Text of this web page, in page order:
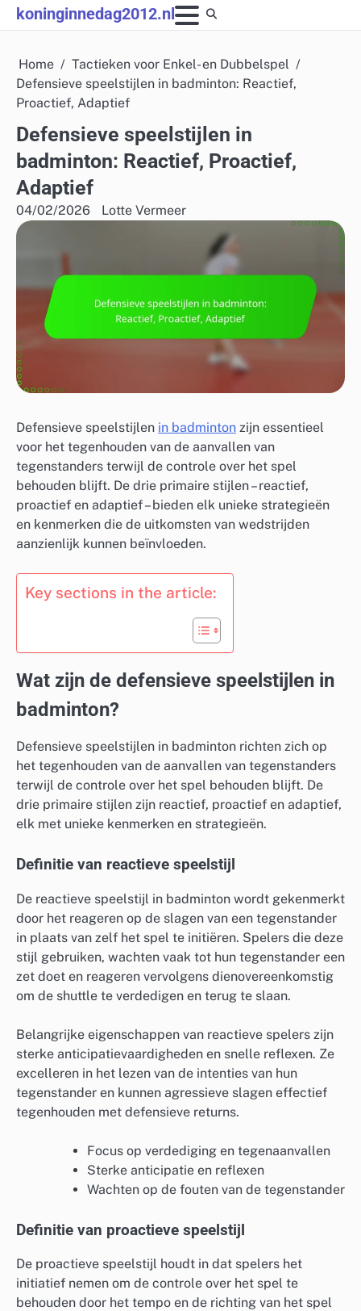
Skip
to
koninginnedag2012.nl
Home
Tactieken voor Enkel- en Dubbelspel
Defensieve speelstijlen in badminton: Reactief,
Proactief, Adaptief
Defensieve speelstijlen in
badminton: Reactief, Proactief,
Adaptief
04/02/2026 Lotte Vermeer
Defensieve speelstijlen in badminton zijn essentieel
voor het tegenhouden van de aanvallen van
tegenstanders terwijl de controle over het spel
behouden blijft. De drie primaire stijlen – reactief,
proactief en adaptief – bieden elk unieke strategieën
en kenmerken die de uitkomsten van wedstrijden
aanzienlijk kunnen beïnvloeden.
Key sections in the article:
Wat zijn de defensieve speelstijlen in
badminton?
Defensieve speelstijlen in badminton richten zich op
het tegenhouden van de aanvallen van tegenstanders
terwijl de controle over het spel behouden blijft. De
drie primaire stijlen zijn reactief, proactief en adaptief,
elk met unieke kenmerken en strategieën.
Definitie van reactieve speelstijl
De reactieve speelstijl in badminton wordt gekenmerkt
door het reageren op de slagen van een tegenstander
in plaats van zelf het spel te initiëren. Spelers die deze
stijl gebruiken, wachten vaak tot hun tegenstander een
zet doet en reageren vervolgens dienovereenkomstig
om de shuttle te verdedigen en terug te slaan.
Belangrijke eigenschappen van reactieve spelers zijn
sterke anticipatievaardigheden en snelle reflexen. Ze
excelleren in het lezen van de intenties van hun
tegenstander en kunnen agressieve slagen effectief
tegenhouden met defensieve returns.
Focus op verdediging en tegenaanvallen
Sterke anticipatie en reflexen
Wachten op de fouten van de tegenstander
Definitie van proactieve speelstijl
De proactieve speelstijl houdt in dat spelers het
initiatief nemen om de controle over het spel te
behouden door het tempo en de richting van het spel